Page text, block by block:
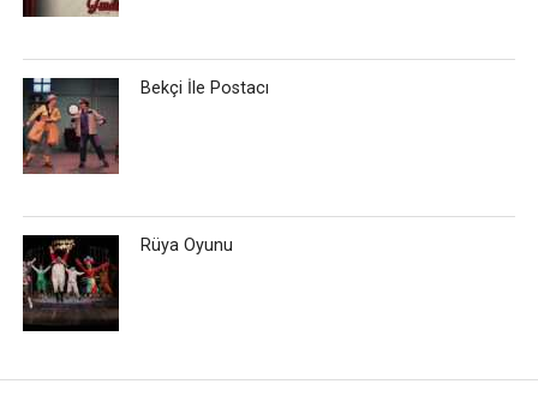
Bekçi İle Postacı
Rüya Oyunu